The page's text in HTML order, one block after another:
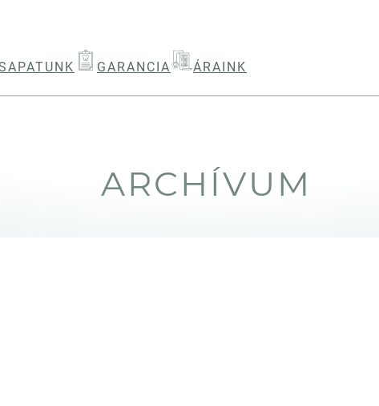
GARANCIA ÁRAINK
ARCHÍVUM